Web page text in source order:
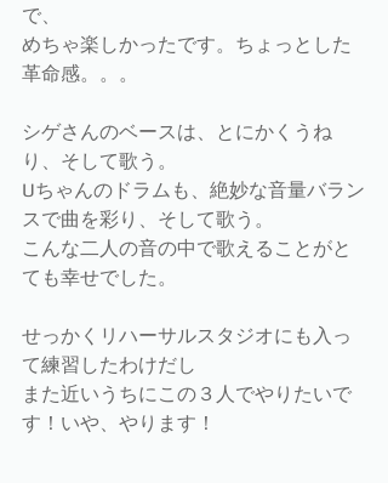
で、
めちゃ楽しかったです。ちょっとした
革命感。。。
シゲさんのベースは、とにかくうね
り、そして歌う。
Uちゃんのドラムも、絶妙な音量バラン
スで曲を彩り、そして歌う。
こんな二人の音の中で歌えることがと
ても幸せでした。
せっかくリハーサルスタジオにも入っ
て練習したわけだし
また近いうちにこの３人でやりたいで
す！いや、やります！